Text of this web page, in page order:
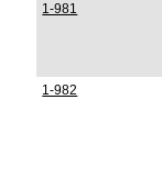
1-981
1-982